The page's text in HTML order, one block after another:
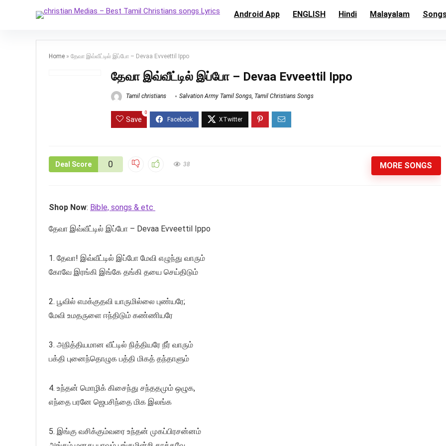
Android App ENGLISH Hindi Malayalam
Home » தேவா இவ்வீட்டில் இப்போ – Devaa Evveettil Ippo
தேவா இவ்வீட்டில் இப்போ – Devaa Evveettil Ippo
Tamil christians Salvation Army Tamil Songs, Tamil Christians Songs
Save
0
Deal Score 0 38 MORE SONGS
Shop Now: Bible, songs & etc
தேவா இவ்வீட்டில் இப்போ – Devaa Evveettil Ippo
1. தேவா! இவ்வீட்டில் இப்போ மேவி எழுந்து வாரும்
கோவே இரங்கி இங்கே தங்கி தயை செய்திடும்
2. பூவில் எமக்குதவி யாருமில்லை புண்யரே;
மேவி உமதருளை ஈந்திடும் கண்ணியரே
3. அநித்தியமான வீட்டில் நித்தியரே நீர் வாரும்
பக்தி புனைந்தொழுக பத்தி மிகத் தந்தாளும்
4. உந்தன் மொழிக் கிசைந்து சந்ததமும் ஒழுக,
எந்தை பரனே ஜெபசிந்தை மிக இலங்க
5. இங்கு வசிக்கும்வரை உந்தன் முகப்பிரசன்னம்